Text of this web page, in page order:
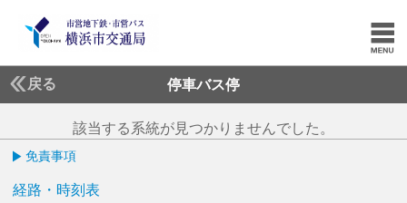
戻る 停車バス停
該当する系統が見つかりませんでした。
免責事項
経路・時刻表